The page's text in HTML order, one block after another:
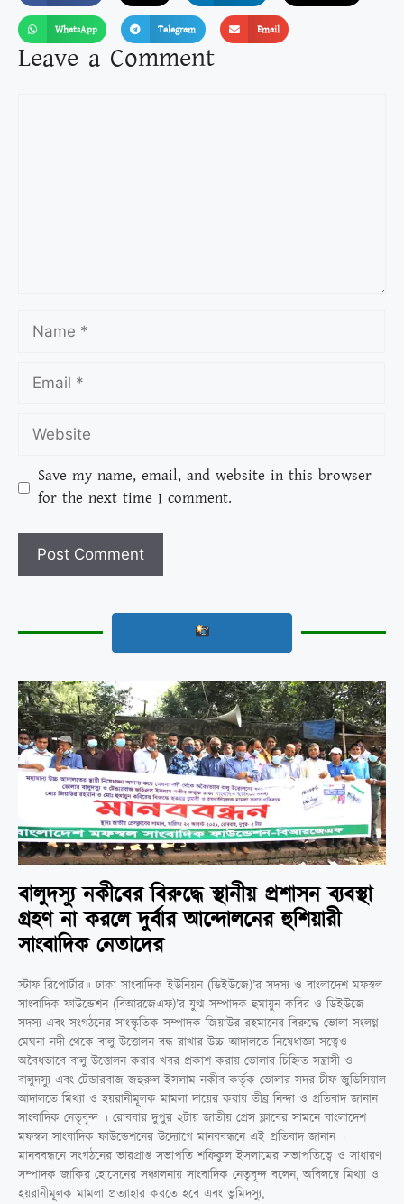
WhatsApp Telegram Email
Leave a Comment
Save my name, email, and website in this browser
for the next time I comment.
বালুদস্যু নকীবের বিরুদ্ধে স্থানীয় প্রশাসন ব্যবস্থা
গ্রহণ না করলে দুর্বার আন্দোলনের হুশিয়ারী
সাংবাদিক নেতাদের
স্টাফ রিপোর্টার॥ ঢাকা সাংবাদিক ইউনিয়ন (ডিইউজে)’র সদস্য ও বাংলাদেশ মফস্বল
সাংবাদিক ফাউন্ডেশন (বিআরজেএফ)’র যুগ্ম সম্পাদক হুমায়ুন কবির ও ডিইউজে
সদস্য এবং সংগঠনের সাংস্কৃতিক সম্পাদক জিয়াউর রহমানের বিরুদ্ধে ভোলা সংলগ্ন
মেঘনা নদী থেকে বালু উত্তোলন বন্ধ রাখার উচ্চ আদালতে নিষেধাজ্ঞা সত্বেও
অবৈধভাবে বালু উত্তোলন করার খবর প্রকাশ করায় ভোলার চিহ্নিত সন্ত্রাসী ও
বালুদস্যু এবং টেন্ডারবাজ জহুরুল ইসলাম নকীব কর্তৃক ভোলার সদর চীফ জুডিসিয়াল
আদালতে মিথ্যা ও হয়রানীমূলক মামলা দায়ের করায় তীব্র নিন্দা ও প্রতিবাদ জানান
সাংবাদিক নেতৃবৃন্দ । রোববার দুপুর ২টায় জাতীয় প্রেস ক্লাবের সামনে বাংলাদেশ
মফস্বল সাংবাদিক ফাউন্ডেশনের উদ্যোগে মানববন্ধনে এই প্রতিবাদ জানান ।
মানববন্ধনে সংগঠনের ভারপ্রাপ্ত সভাপতি শফিকুল ইসলামের সভাপতিত্বে ও সাধারণ
সম্পাদক জাকির হোসেনের সঞ্চালনায় সাংবাদিক নেতৃবৃন্দ বলেন, অবিলম্বে মিথ্যা ও
হয়রানীমূলক মামলা প্রত্যাহার করতে হবে এবং ভুমিদস্যু,